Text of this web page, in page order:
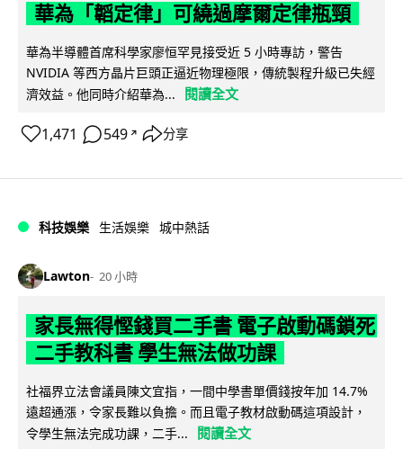
華為「韜定律」可繞過摩爾定律瓶頸
華為半導體首席科學家廖恒罕見接受近 5 小時專訪，警告
NVIDIA 等西方晶片巨頭正逼近物理極限，傳統製程升級已失經
濟效益。他同時介紹華為...
閱讀全文
1,471 549 ↗ 分享
科技娛樂 生活娛樂 城中熱話
Lawton 20 小時
家長無得慳錢買二手書 電子啟動碼鎖死
二手教科書 學生無法做功課
社福界立法會議員陳文宜指，一間中學書單價錢按年加 14.7%
遠超通漲，令家長難以負擔。而且電子教材啟動碼這項設計，
令學生無法完成功課，二手...
閱讀全文